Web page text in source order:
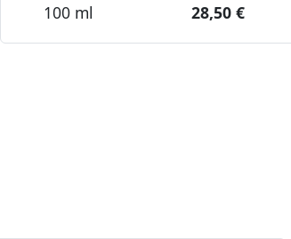
100 ml 28,50 €